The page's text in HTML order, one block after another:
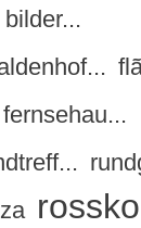
bilder...
fernsehau...